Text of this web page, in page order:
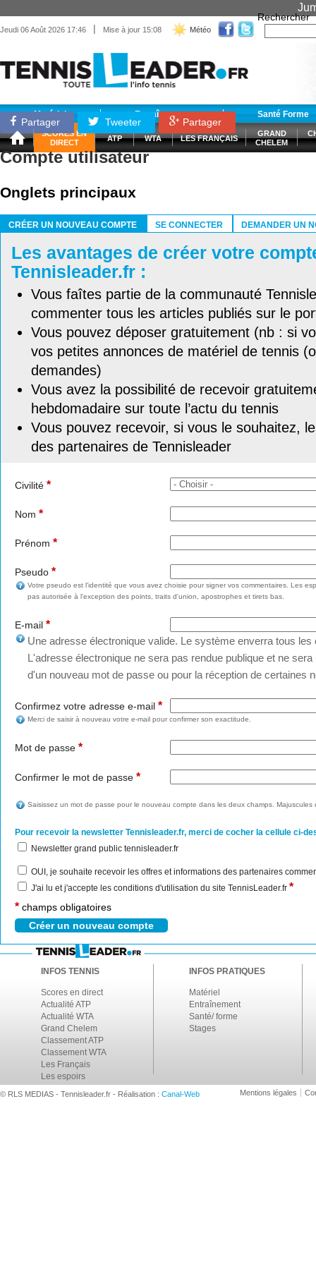
Jeudi 06 Août 2026 17:46 | Mise à jour 15:08 Météo
Rechercher
Matériel Entraînement Santé Forme
SCORES EN
DIRECT
ATP WTA LES FRANÇAIS
GRAND
CHELEM
Partager Tweeter Partager
Compte utilisateur
Onglets principaux
CRÉER UN NOUVEAU COMPTE
SE CONNECTER DEMANDER UN
Les avantages de créer votre
Tennisleader.fr :
Vous faîtes partie de la communauté
commenter tous les articles publiés sur le
Vous pouvez déposer gratuitement (nb : si
vos petites annonces de matériel de tennis
demandes)
Vous avez la possibilité de recevoir
hebdomadaire sur toute l’actu du tennis
Vous pouvez recevoir, si vous le souhaitez,
des partenaires de Tennisleader
Civilité *
Nom *
Prénom *
Pseudo *
Votre pseudo est l'identité que vous avez choisie pour signer vos commentaires. Les
pas autorisée à l'exception des points, traits d'union, apostrophes et tirets bas.
E-mail *
Une adresse électronique valide. Le système enverra tous
L'adresse électronique ne sera pas rendue publique et ne
d'un nouveau mot de passe ou pour la réception de certaines
Confirmez votre adresse e-mail *
Merci de saisir à nouveau votre e-mail pour confirmer son exactitude.
Mot de passe *
Confirmer le mot de passe *
Saisissez un mot de passe pour le nouveau compte dans les deux champs. Majuscules
Pour recevoir la newsletter Tennisleader.fr, merci de cocher la cellule ci-
Newsletter grand public tennisleader.fr
OUI, je souhaite recevoir les offres et informations des partenaires
J'ai lu et j'accepte les conditions d'utilisation du site TennisLeader.fr *
* champs obligatoires
INFOS TENNIS
Scores en direct
Actualité ATP
Actualité WTA
Grand Chelem
Classement ATP
Classement WTA
Les Français
Les espoirs
INFOS PRATIQUES
Matériel
Entraînement
Santé/ forme
Stages
© RLS MEDIAS - Tennisleader.fr - Réalisation : Canal-Web Mentions légales